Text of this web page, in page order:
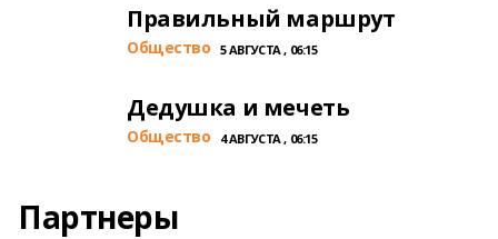
Правильный маршрут
Общество 5 АВГУСТА , 06:15
Дедушка и мечеть
Общество 4 АВГУСТА , 06:15
Партнеры